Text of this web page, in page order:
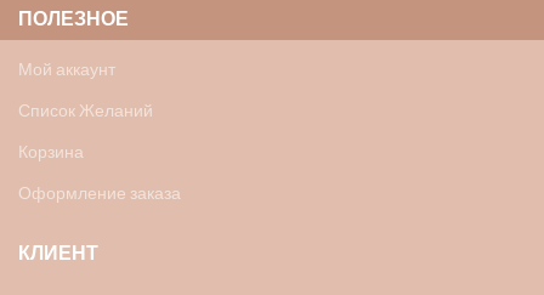
ПОЛЕЗНОЕ
Мой аккаунт
Список Желаний
Корзина
Оформление заказа
КЛИЕНТ